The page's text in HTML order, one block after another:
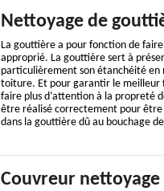
Nettoyage de
La gouttière a pour fonction de
approprié. La gouttière sert à
particulièrement son étanchéité en
toiture. Et pour garantir le meilleur
faire plus d’attention à la propreté
être réalisé correctement pour être
dans la gouttière dû au bouchage
Couvreur